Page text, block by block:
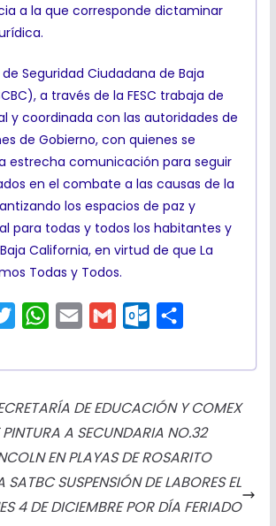
a la que corresponde dictaminar
Seguridad Ciudadana de Baja
a través de la FESC trabaja de
y coordinada con las autoridades de
de Gobierno, con quienes se
estrecha comunicación para seguir
en el combate a las causas de la
los espacios de paz y
para todas y todos los habitantes y
California, en virtud de que La
Todas y Todos.
i
e
r
W
a
A
p
p
a
a
t
o
k
.
m
r
t
DE EDUCACIÓN Y COMEX
A SECUNDARIA NO.32
EN PLAYAS DE ROSARITO
SATBC SUSPENSIÓN DE LABORES EL
4 DE DICIEMBRE POR DÍA FERIADO